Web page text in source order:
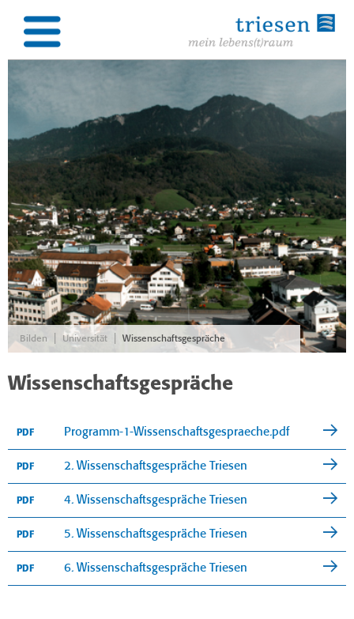
Bilden Universität Wissenschaftsgespräche
Wissenschaftsgespräche
PDF Programm-1-Wissenschaftsgespraeche.pdf
PDF 2. Wissenschaftsgespräche Triesen
PDF 4. Wissenschaftsgespräche Triesen
PDF 5. Wissenschaftsgespräche Triesen
PDF 6. Wissenschaftsgespräche Triesen